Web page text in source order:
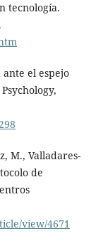
tecnología.
ante el espejo
M., Valladares-
de
view/4671